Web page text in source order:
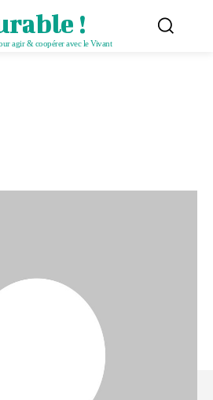
!
agir & coopérer avec le Vivant